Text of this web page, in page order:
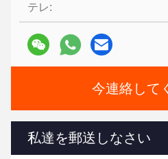
テレ:
今連絡して
私達を郵送しなさい